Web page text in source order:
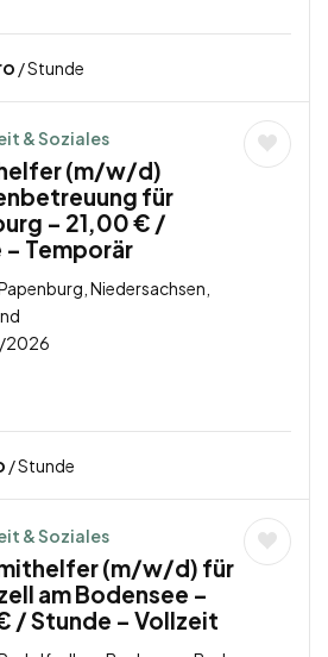
/ Stunde
& Soziales
(m/w/d)
für
– 21,00 € /
Temporär
Niedersachsen,
/ Stunde
& Soziales
(m/w/d) für
am Bodensee –
/ Stunde – Vollzeit